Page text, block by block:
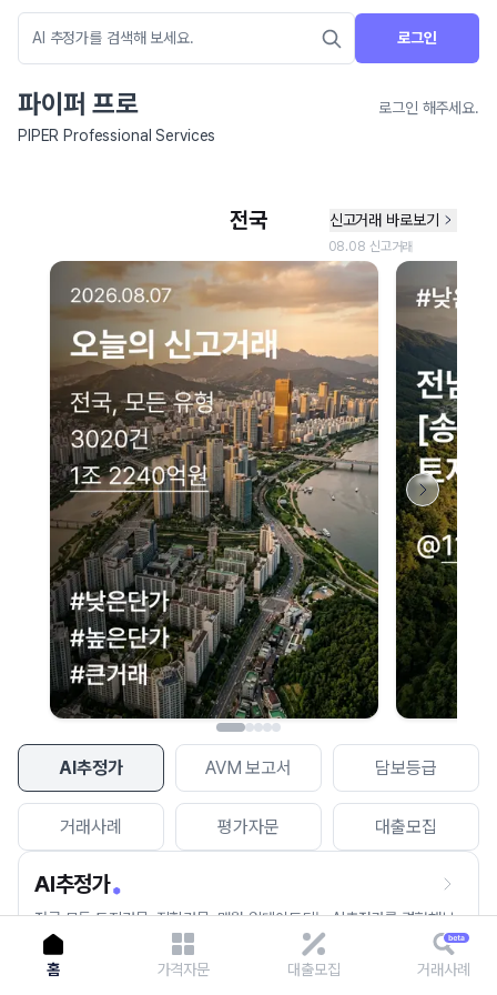
로그인
파이퍼 프로
로그인 해주세요.
PIPER Professional Services
AI추정가 AVM 보고서 담보등급
거래사례 평가자문 대출모집
AI추정가
전국 모든 토지건물, 집합건물, 매월 업데이트되는 AI추정가를 경험해보
세요.
네이버 지도 연결 안내
현재 네이버 지도 연결이 원활하지 않아 지도를 불러올 수 없습니다.
이용에 불편을 드려 죄송합니다.
다시 시도
홈 가격자문 대출모집 거래사례